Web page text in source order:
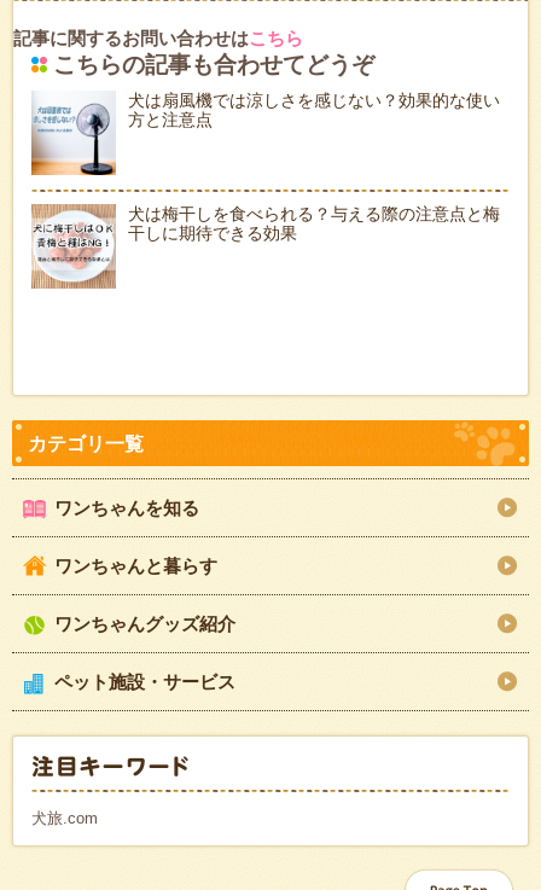
記事に関するお問い合わせはこちら
こちらの記事も合わせてどうぞ
犬は扇風機では涼しさを感じない？効果的な使い
方と注意点
犬は梅干しを食べられる？与える際の注意点と梅
干しに期待できる効果
ワンちゃんを知る
ワンちゃんと暮らす
ワンちゃんグッズ紹介
ペット施設・サービス
犬旅.com